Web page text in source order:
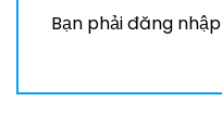
Bạn phảiđăng nhập